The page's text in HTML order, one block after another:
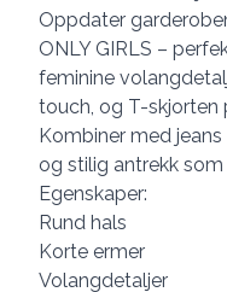
Oppdater
ONLY GIRLS –
feminine
touch, og T-skjorten
Kombiner med
og stilig antrekk
Egenskaper:
Rund hals
Korte ermer
Volangdetaljer